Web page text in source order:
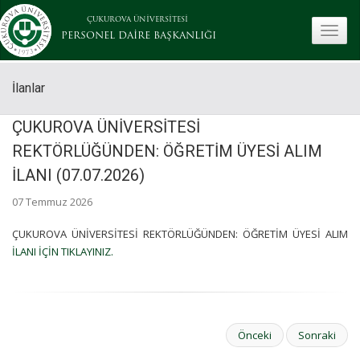
ÇUKUROVA ÜNİVERSİTESİ
PERSONEL DAİRE BAŞKANLIĞI
İlanlar
ÇUKUROVA ÜNİVERSİTESİ
REKTÖRLÜĞÜNDEN: ÖĞRETİM ÜYESİ ALIM
İLANI (07.07.2026)
07 Temmuz 2026
ÇUKUROVA ÜNİVERSİTESİ REKTÖRLÜĞÜNDEN: ÖĞRETİM ÜYESİ ALIM
İLANI İÇİN TIKLAYINIZ.
Önceki Sonraki